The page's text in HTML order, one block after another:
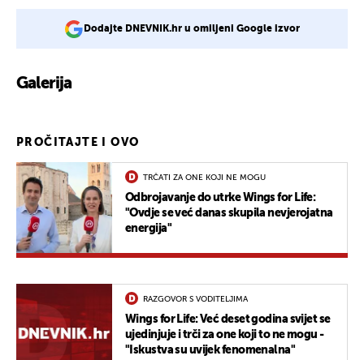
Dodajte DNEVNIK.hr u omiljeni Google izvor
Galerija
PROČITAJTE I OVO
TRČATI ZA ONE KOJI NE MOGU
Odbrojavanje do utrke Wings for Life:
"Ovdje se već danas skupila nevjerojatna
energija"
RAZGOVOR S VODITELJIMA
Wings for Life: Već deset godina svijet se
ujedinjuje i trči za one koji to ne mogu -
"Iskustva su uvijek fenomenalna"